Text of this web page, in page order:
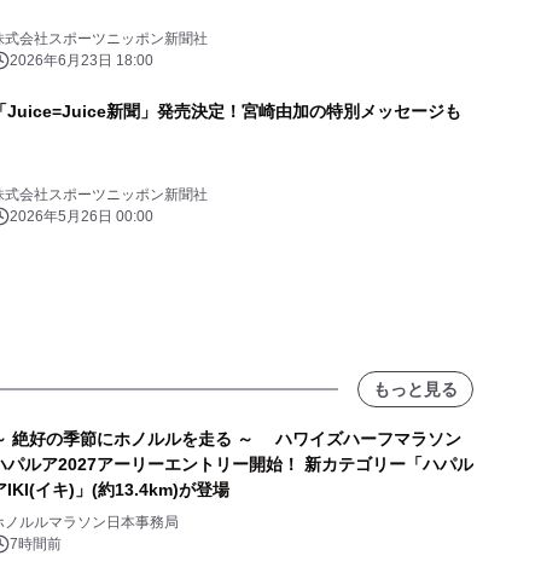
式会社スポーツニッポン新聞社
2026年6月23日 18:00
「Juice=Juice新聞」発売決定！宮崎由加の特別メッセージも
式会社スポーツニッポン新聞社
2026年5月26日 00:00
もっと見る
絶好の季節にホノルルを走る ～ ハワイズハーフマラソン
パルア2027アーリーエントリー開始！ 新カテゴリー「ハパル
IKI(イキ)」(約13.4km)が登場
ノルルマラソン日本事務局
7時間前